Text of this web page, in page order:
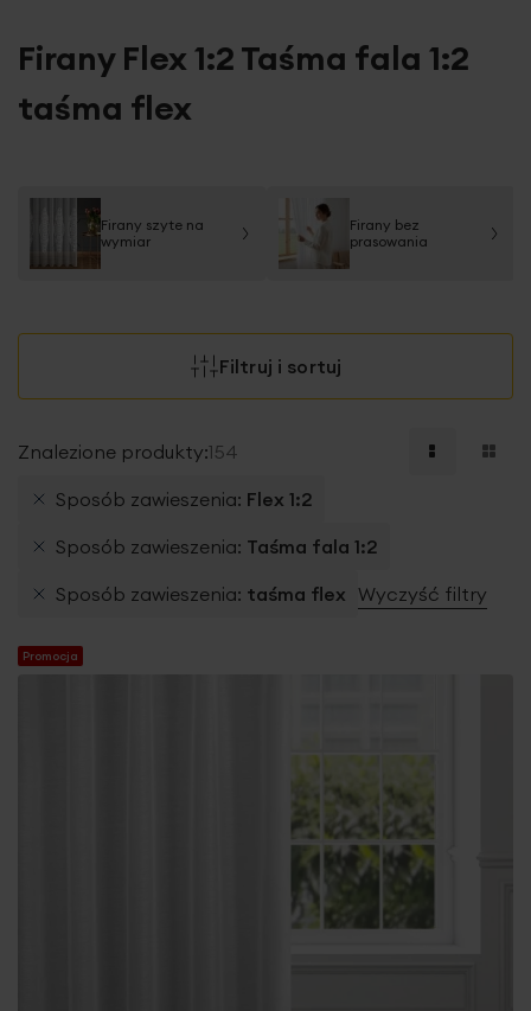
Firany Flex 1:2 Taśma fala 1:2
taśma flex
Firany szyte na
wymiar
Firany bez
prasowania
Filtruj i sortuj
Znalezione produkty:154
Sposób zawieszenia Flex 1:2
Sposób zawieszenia Taśma fala 1:2
Sposób zawieszenia taśma flex Wyczyść filtry
Promocja